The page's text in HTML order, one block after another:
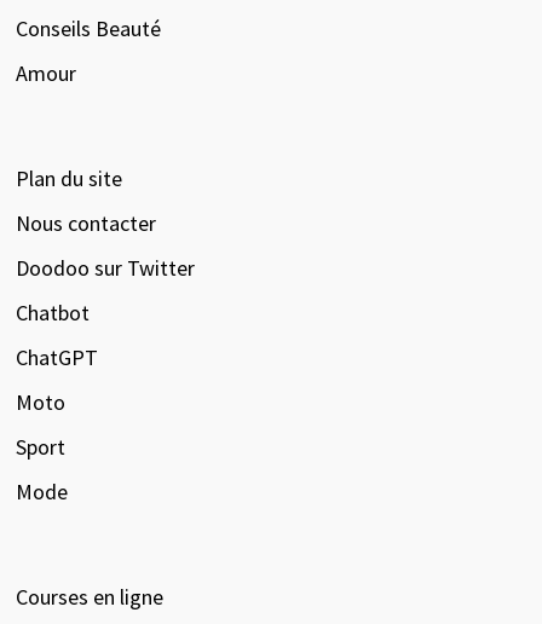
Conseils Beauté
Amour
Plan du site
Nous contacter
Doodoo sur Twitter
Chatbot
ChatGPT
Moto
Sport
Mode
Courses en ligne